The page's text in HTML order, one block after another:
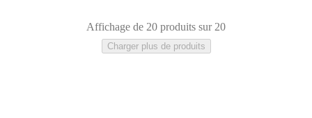
Affichage de 20 produits sur 20
Charger plus de produits